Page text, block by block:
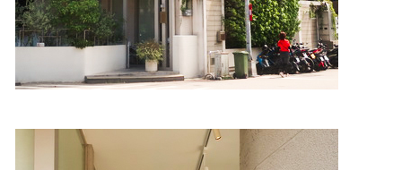
個人著作
活動實況記錄
媒體報導一覽